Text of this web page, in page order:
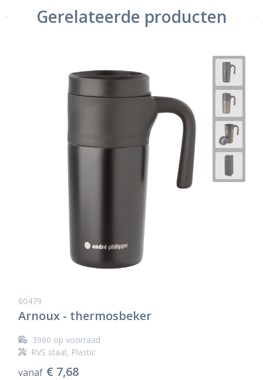
Gerelateerde producten
60479
Arnoux - thermosbeker
3960 op voorraad
RVS staal, Plastic
vanaf € 7,68